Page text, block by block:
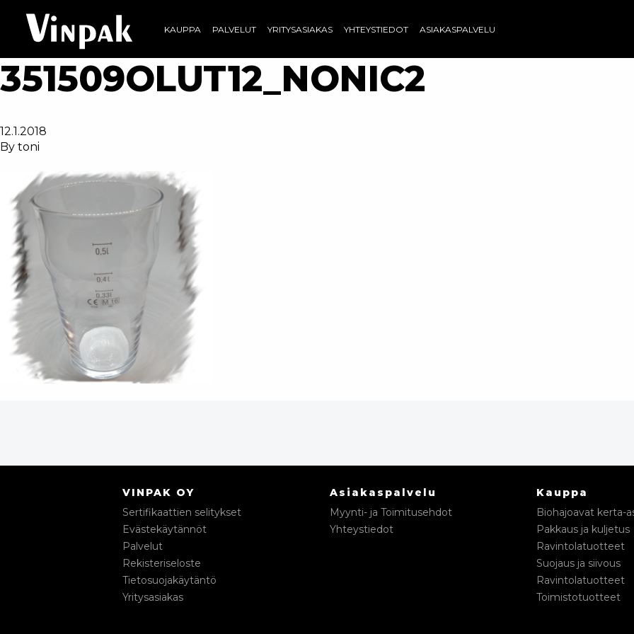
KAUPPA PALVELUT YRITYSASIAKAS YHTEYSTIEDOT ASIAKASPALVELU
351509OLUT12_NONIC2
12.1.2018
By toni
VINPAK OY
Sertifikaattien selitykset
Evästekäytännöt
Palvelut
Rekisteriseloste
Tietosuojakäytäntö
Yritysasiakas
Asiakaspalvelu
Myynti- ja Toimitusehdot
Yhteystiedot
Kauppa
Biohajoavat kerta-
Pakkaus ja kuljetus
Ravintolatuotteet
Suojaus ja siivous
Ravintolatuotteet
Toimistotuotteet